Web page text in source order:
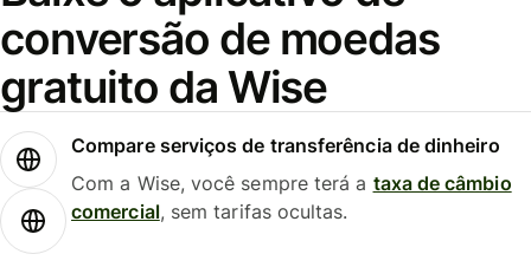
conversão de moedas
gratuito da Wise
Compare serviços de transferência de dinheiro
Com a Wise, você sempre terá a taxa de câmbio
comercial, sem tarifas ocultas.